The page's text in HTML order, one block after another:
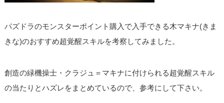
パズドラのモンスターポイント購入で入手できる木マキナ(きま
きな)のおすすめ超覚醒スキルを考察してみました。
創造の緑機操士・クラジュ＝マキナに付けられる超覚醒スキル
の当たりとハズレをまとめているので、参考にして下さい。